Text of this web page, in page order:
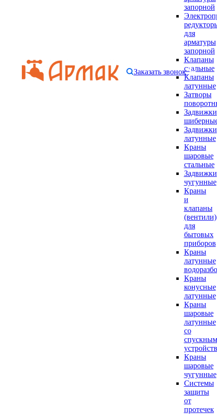
запорной
для
арматуры
запорной
Клапаны
стальные
Клапаны
латунные
Затворы
Задвижки
Задвижки
латунные
Краны
шаровые
стальные
Задвижки
чугунные
Краны
и
клапаны
(вентили)
для
бытовых
приборов
Краны
латунные
Краны
конусные
латунные
Краны
шаровые
латунные
со
спускным
Краны
шаровые
чугунные
Системы
защиты
от
протечек
Заказать звонок